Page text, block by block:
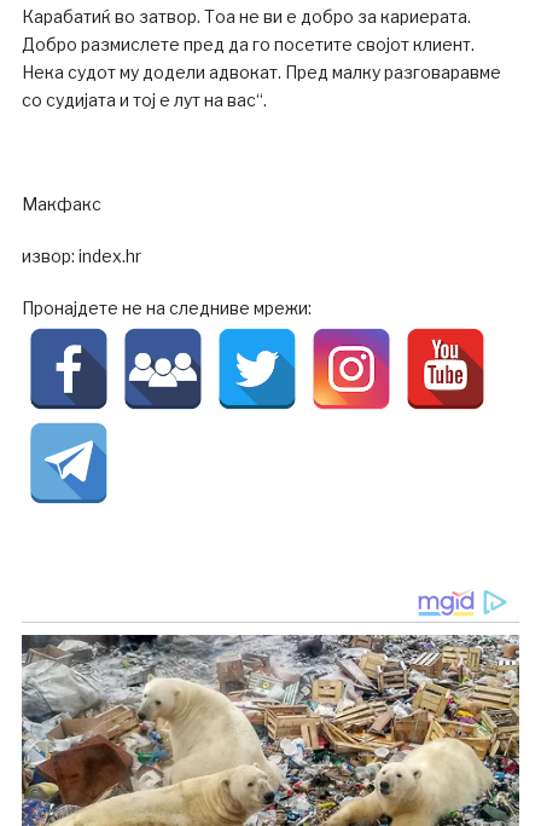
Карабатиќ во затвор. Тоа не ви е добро за кариерата.
Добро размислете пред да го посетите својот клиент.
Нека судот му додели адвокат. Пред малку разговаравме
со судијата и тој е лут на вас“.
Макфакс
извор: index.hr
Пронајдете не на следниве мрежи: